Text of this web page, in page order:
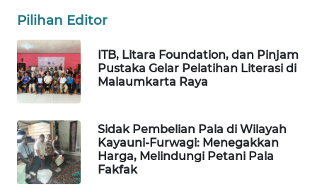
Pilihan Editor
ITB, Litara Foundation, dan Pinjam
Pustaka Gelar Pelatihan Literasi di
Malaumkarta Raya
Sidak Pembelian Pala di Wilayah
Kayauni-Furwagi: Menegakkan
Harga, Melindungi Petani Pala
Fakfak
SELEB
WAHANA
PERSONA
OTOMOTIF
WAHANA
HEALTH